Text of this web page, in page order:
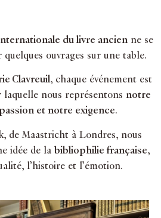
du livre ancien ne se
quelques ouvrages sur une table.
Clavreuil, chaque événement est
nous représentons notre
et notre exigence.
de Maastricht à Londres, nous
idée de la bibliophilie française,
l’histoire et l’émotion.